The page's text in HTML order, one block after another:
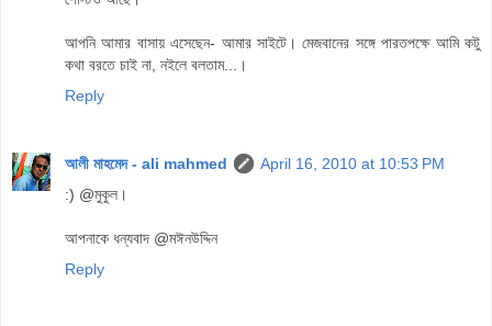
আপনি আমার বাসায় এসেছেন- আমার সাইটে। মেজবানের সঙ্গে পারতপক্ষে আমি কটু
কথা বরতে চাই না, নইলে বলতাম...।
Reply
আলী মাহমেদ - ali mahmed
April 16, 2010 at 10:53 PM
:) @মুকুল।
আপনাকে ধন্যবাদ @মঈনউদ্দিন
Reply